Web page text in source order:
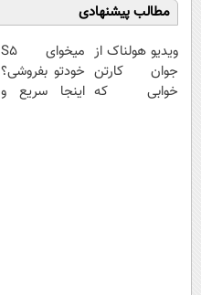
مطالب پیشنهادی
ویدیو هولناک از
جوان کارتن
خوابی که
میخوای S5
خودتو بفروشی؟
اینجا سریع و